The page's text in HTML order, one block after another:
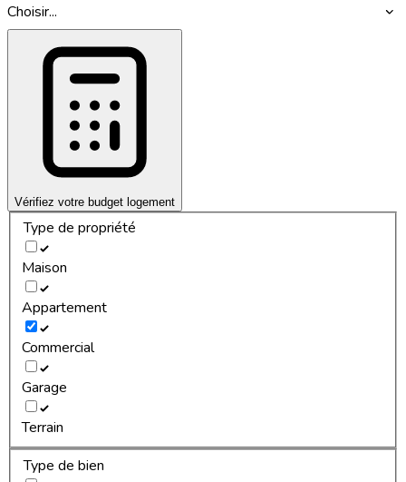
Choisir...
Vérifiez votre budget logement
Type de propriété
Maison
Appartement
Commercial
Garage
Terrain
Type de bien